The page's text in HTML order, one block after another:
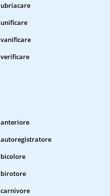
ubriacare
unificare
vanificare
verificare
anteriore
autoregistratore
bicolore
birotore
carnivore